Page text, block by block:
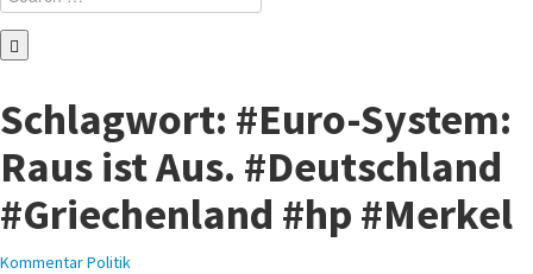
for:
Schlagwort: #Euro-System:
Raus ist Aus. #Deutschland
#Griechenland #hp #Merkel
Posted
KommentarPolitik